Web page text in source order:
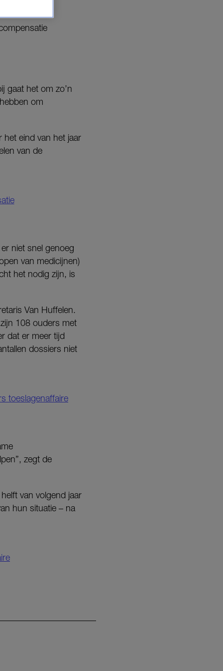
gaat het om zo’n
om
eind van het jaar
van de
niet snel genoeg
van medicijnen)
het nodig zijn, is
Van Huffelen.
108 ouders met
dat er meer tijd
dossiers niet
toeslagenaffaire
zegt de
van volgend jaar
hun situatie – na